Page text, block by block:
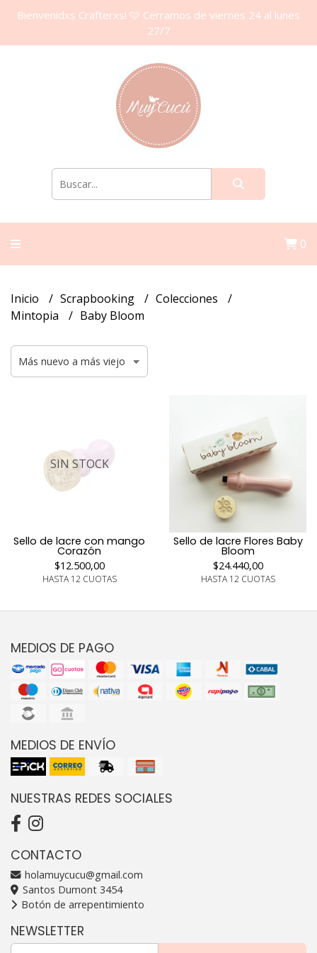
Bienvenidxs Crafterxs! 🩷 Cerramos de viernes 24 al lunes
27/7
0
Inicio Scrapbooking
Colecciones
Mintopia
Baby Bloom
SIN STOCK
Sello de lacre con mango
Corazón
$12.500,00
HASTA 12 CUOTAS
Sello de lacre Flores Baby
Bloom
$24.440,00
HASTA 12 CUOTAS
MEDIOS DE PAGO
MEDIOS DE ENVÍO
NUESTRAS REDES SOCIALES
CONTACTO
holamuycucu@gmail.com
Santos Dumont 3454
Botón de arrepentimiento
NEWSLETTER